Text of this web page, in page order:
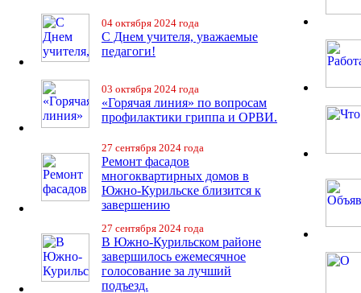
04 октября 2024 года
С Днем учителя, уважаемые
педагоги!
03 октября 2024 года
«Горячая линия» по вопросам
профилактики гриппа и ОРВИ.
27 сентября 2024 года
Ремонт фасадов
многоквартирных домов в
Южно-Курильске близится к
завершению
27 сентября 2024 года
В Южно-Курильском районе
завершилось ежемесячное
голосование за лучший
подъезд.